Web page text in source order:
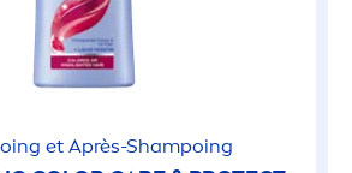
et Après-Shampoing